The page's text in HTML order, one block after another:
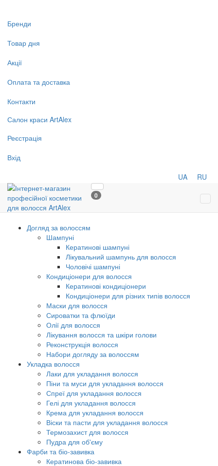
Бренди
Товар дня
Акції
Оплата та доставка
Контакти
Салон краси ArtAlex
Реєстрація
Вхід
UA RU
0
Догляд за волоссям
Шампуні
Кератинові шампуні
Лікувальний шампунь для волосся
Чоловічі шампуні
Кондиціонери для волосся
Кератинові кондиціонери
Кондиціонери для різних типів волосся
Маски для волосся
Сироватки та флюїди
Олії для волосся
Лікування волосся та шкіри голови
Реконструкція волосся
Набори догляду за волоссям
Укладка волосся
Лаки для укладання волосся
Піни та муси для укладання волосся
Спреї для укладання волосся
Гелі для укладання волосся
Крема для укладання волосся
Віски та пасти для укладання волосся
Термозахист для волосся
Пудра для об'єму
Фарби та біо-завивка
Кератинова біо-завивка